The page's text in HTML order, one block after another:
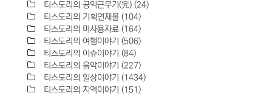
티스도리의 공익근무기(完) (24)
티스도리의 기획연재물 (104)
티스도리의 미사용자료 (164)
티스도리의 여행이야기 (506)
티스도리의 이슈이야기 (84)
티스도리의 음악이야기 (227)
티스도리의 일상이야기 (1434)
티스도리의 지역이야기 (151)